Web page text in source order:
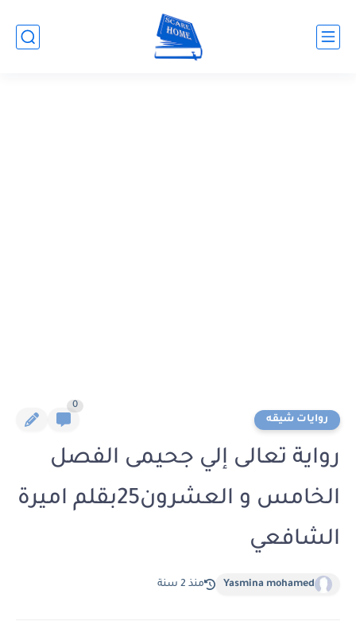
روايات شيقه
0
رواية تعالى إلي جحيمى الفصل
الخامس و العشرون25بقلم اميرة
الشافعي
Yasmina mohamed منذ 2 سنة